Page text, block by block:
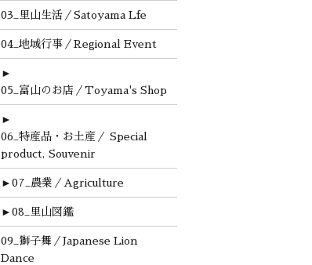
03_里山生活／Satoyama Lfe
04_地域行事／Regional Event
►
05_富山のお店／Toyama's Shop
►
06_特産品・お土産／ Special
product, Souvenir
► 07_農業／Agriculture
► 08_里山図鑑
09_獅子舞／Japanese Lion
Dance